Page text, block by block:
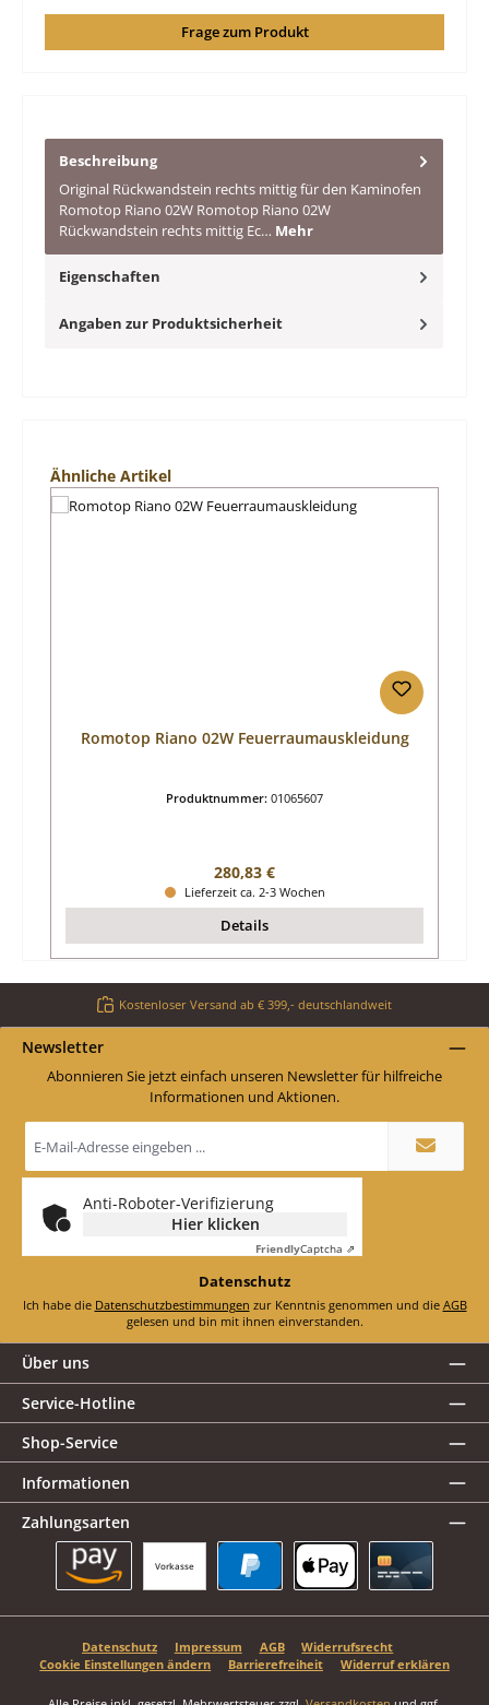
Frage zum Produkt
Beschreibung
Original Rückwandstein rechts mittig für den Kaminofen
Romotop Riano 02W Romotop Riano 02W
Rückwandstein rechts mittig Ec… Mehr
Eigenschaften
Angaben zur Produktsicherheit
Produktgalerie überspringen
Ähnliche Artikel
Romotop Riano 02W Feuerraumauskleidung
Produktnummer: 01065607
Regulärer Preis:
280,83 €
Lieferzeit ca. 2-3 Wochen
Details
Kostenloser Versand ab € 399,- deutschlandweit
Newsletter
Abonnieren Sie jetzt einfach unseren Newsletter für hilfreiche
Informationen und Aktionen.
Mail-
Adresse
*
Anti-Roboter-Verifizierung
Hier klicken
FriendlyCaptcha ⇗
Datenschutz
Ich habe die Datenschutzbestimmungen zur Kenntnis genommen und die AGB
gelesen und bin mit ihnen einverstanden.
Über uns
Service-Hotline
Shop-Service
Informationen
Zahlungsarten
Vorkasse
Datenschutz Impressum AGB
Widerrufsrecht
Cookie Einstellungen ändern
Barrierefreiheit Widerruf erklären